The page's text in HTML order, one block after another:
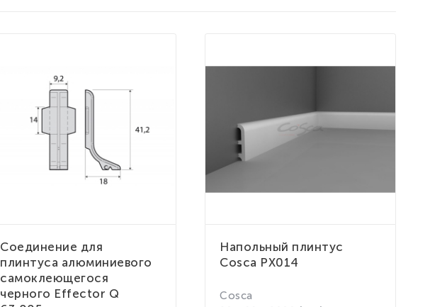
Соединение для
плинтуса алюминиевого
самоклеющегося
черного Effector Q
Напольный плинтус
Cosca PX014
Cosca